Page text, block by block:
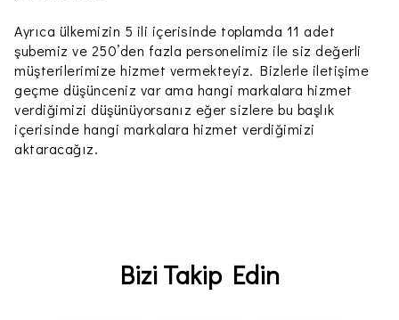
Ayrıca ülkemizin 5 ili içerisinde toplamda 11 adet
şubemiz ve 250’den fazla personelimiz ile siz değerli
müşterilerimize hizmet vermekteyiz. Bizlerle iletişime
geçme düşünceniz var ama hangi markalara hizmet
verdiğimizi düşünüyorsanız eğer sizlere bu başlık
içerisinde hangi markalara hizmet verdiğimizi
aktaracağız.
Bizi Takip Edin